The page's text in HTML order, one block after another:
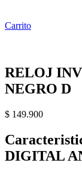
Carrito
RELOJ
NEGRO D
$ 149.900
DIGITAL